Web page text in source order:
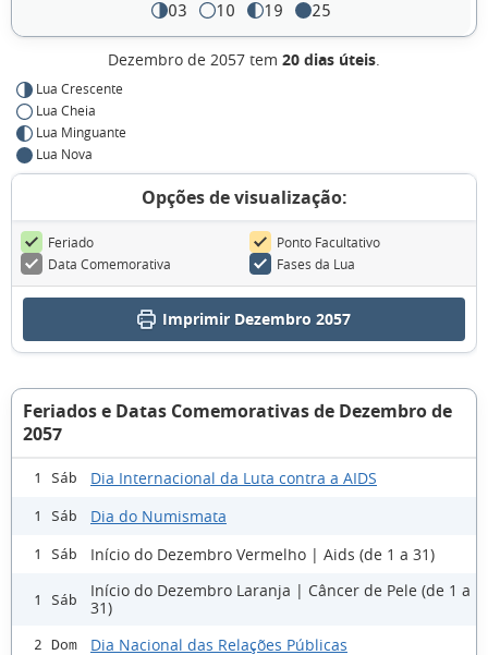
03 10 19 25
Dezembro de 2057 tem 20 dias úteis.
Lua Crescente
Lua Cheia
Lua Minguante
Lua Nova
Opções de visualização:
Feriado
Ponto Facultativo
Data Comemorativa
Fases da Lua
Imprimir Dezembro 2057
Feriados e Datas Comemorativas de Dezembro de
2057
1 Sáb Dia Internacional da Luta contra a AIDS
1 Sáb Dia do Numismata
1 Sáb Início do Dezembro Vermelho | Aids (de 1 a 31)
1 Sáb
Início do Dezembro Laranja | Câncer de Pele (de 1 a
31)
2 Dom Dia Nacional das Relações Públicas